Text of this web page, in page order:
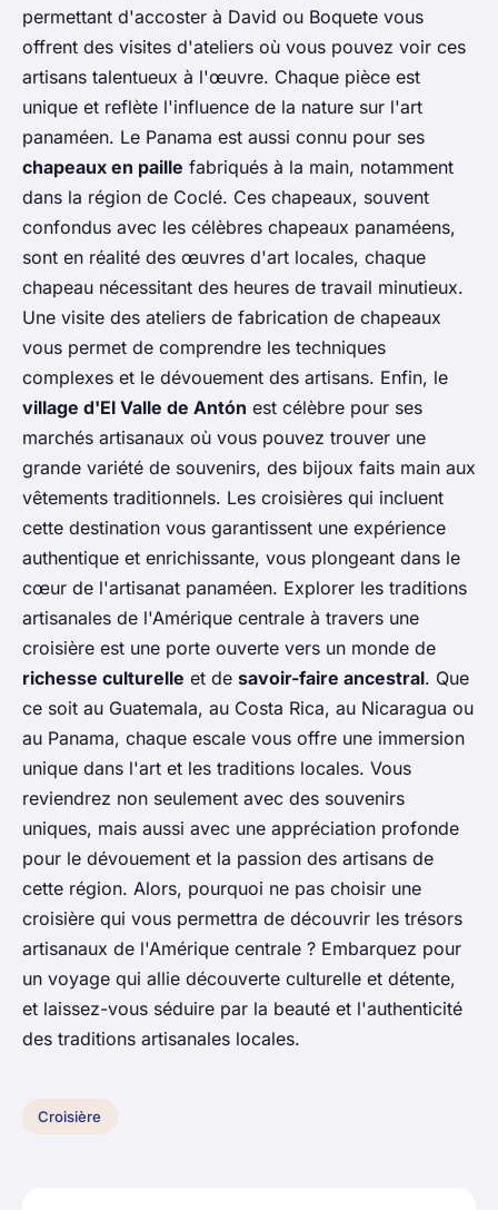
permettant d'accoster à David ou Boquete vous
offrent des visites d'ateliers où vous pouvez voir ces
artisans talentueux à l'œuvre. Chaque pièce est
unique et reflète l'influence de la nature sur l'art
panaméen. Le Panama est aussi connu pour ses
chapeaux en paille fabriqués à la main, notamment
dans la région de Coclé. Ces chapeaux, souvent
confondus avec les célèbres chapeaux panaméens,
sont en réalité des œuvres d'art locales, chaque
chapeau nécessitant des heures de travail minutieux.
Une visite des ateliers de fabrication de chapeaux
vous permet de comprendre les techniques
complexes et le dévouement des artisans. Enfin, le
village d'El Valle de Antón est célèbre pour ses
marchés artisanaux où vous pouvez trouver une
grande variété de souvenirs, des bijoux faits main aux
vêtements traditionnels. Les croisières qui incluent
cette destination vous garantissent une expérience
authentique et enrichissante, vous plongeant dans le
cœur de l'artisanat panaméen. Explorer les traditions
artisanales de l'Amérique centrale à travers une
croisière est une porte ouverte vers un monde de
richesse culturelle et de savoir-faire ancestral. Que
ce soit au Guatemala, au Costa Rica, au Nicaragua ou
au Panama, chaque escale vous offre une immersion
unique dans l'art et les traditions locales. Vous
reviendrez non seulement avec des souvenirs
uniques, mais aussi avec une appréciation profonde
pour le dévouement et la passion des artisans de
cette région. Alors, pourquoi ne pas choisir une
croisière qui vous permettra de découvrir les trésors
artisanaux de l'Amérique centrale ? Embarquez pour
un voyage qui allie découverte culturelle et détente,
et laissez-vous séduire par la beauté et l'authenticité
des traditions artisanales locales.
Croisière